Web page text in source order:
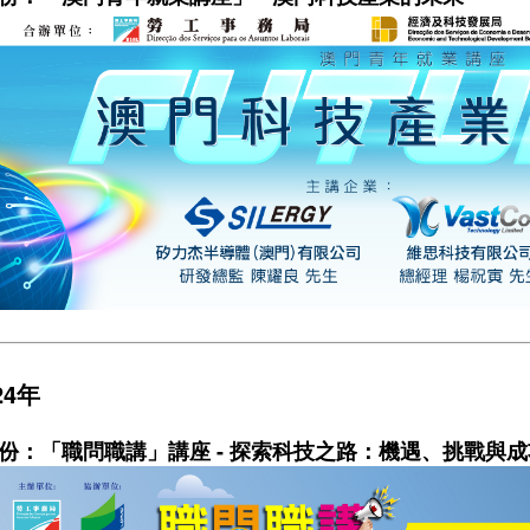
年
：「職問職講」講座 -探索科技之路：機遇、挑戰與